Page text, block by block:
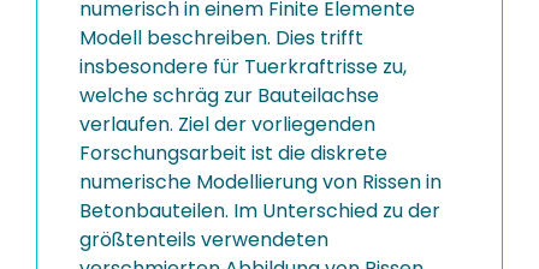
numerisch in einem Finite Elemente
Modell beschreiben. Dies trifft
insbesondere für Tuerkraftrisse zu,
welche schräg zur Bauteilachse
verlaufen. Ziel der vorliegenden
Forschungsarbeit ist die diskrete
numerische Modellierung von Rissen in
Betonbauteilen. Im Unterschied zu der
größtenteils verwendeten